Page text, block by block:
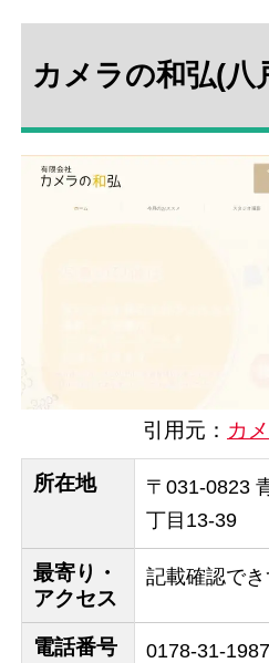
カメラの和弘(八
引用元： カ
所在地
〒031-0823
丁目13-39
最寄り・
アクセス
記載確認で
電話番号 0178-31-1987